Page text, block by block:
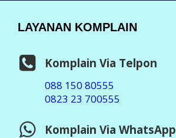
LAYANAN KOMPLAIN
Komplain Via Telpon
088 150 80555
0823 23 700555
Komplain Via WhatsApp